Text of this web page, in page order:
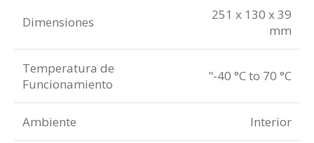
Dimensiones
251 x 130 x 39
mm
Temperatura de
Funcionamiento
"-40 °C to 70 °C
Ambiente Interior